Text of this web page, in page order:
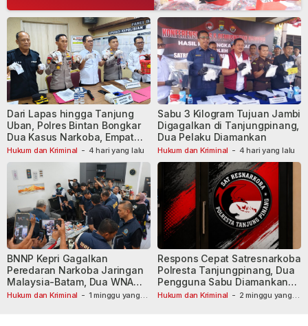
Hukum dan Kriminal - 4 hari yang lalu
Dari Lapas hingga Tanjung
Uban, Polres Bintan Bongkar
Dua Kasus Narkoba, Empat
Tersangka Dibekuk
Hukum dan Kriminal - 4 hari yang lalu
Sabu 3 Kilogram Tujuan Jambi
Digagalkan di Tanjungpinang,
Dua Pelaku Diamankan
Hukum dan Kriminal - 1 minggu yang
BNNP Kepri Gagalkan
Peredaran Narkoba Jaringan
Malaysia-Batam, Dua WNA
Masih Diburu
Hukum dan Kriminal - 2 minggu yang
Respons Cepat Satresnarkoba
Polresta Tanjungpinang, Dua
Pengguna Sabu Diamankan
Usai Dilaporkan ke Call Center